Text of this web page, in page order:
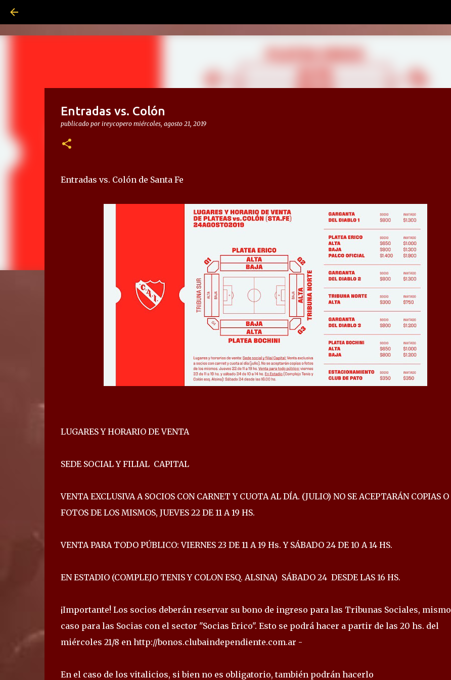
Entradas vs. Colón
publicado por ireycopero miércoles, agosto 21, 2019
Entradas vs. Colón de Santa Fe
LUGARES Y HORARIO DE VENTA
SEDE SOCIAL Y FILIAL CAPITAL
VENTA EXCLUSIVA A SOCIOS CON CARNET Y CUOTA AL DÍA. (JULIO) NO SE ACEPTARÁN COPIAS O
FOTOS DE LOS MISMOS, JUEVES 22 DE 11 A 19 HS.
VENTA PARA TODO PÚBLICO: VIERNES 23 DE 11 A 19 Hs. Y SÁBADO 24 DE 10 A 14 HS.
EN ESTADIO (COMPLEJO TENIS Y COLON ESQ. ALSINA) SÁBADO 24 DESDE LAS 16 HS.
¡Importante! Los socios deberán reservar su bono de ingreso para las Tribunas Sociales, mismo
caso para las Socias con el sector "Socias Erico". Esto se podrá hacer a partir de las 20 hs. del
miércoles 21/8 en http://bonos.clubaindependiente.com.ar -
En el caso de los vitalicios, si bien no es obligatorio, también podrán hacerlo